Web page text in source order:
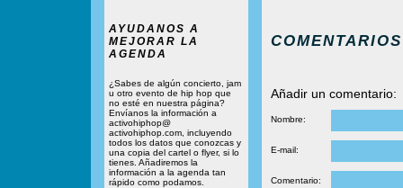
AYUDANOS A
MEJORAR LA
AGENDA
¿Sabes de algún concierto, jam
u otro evento de hip hop que
no esté en nuestra página?
Envíanos la información a
activohiphop@
activohiphop.com, incluyendo
todos los datos que conozcas y
una copia del cartel o flyer, si lo
tienes. Añadiremos la
información a la agenda tan
rápido como podamos.
COMENTARIOS
Añadir un comentario:
Nombre:
E-mail:
Comentario: